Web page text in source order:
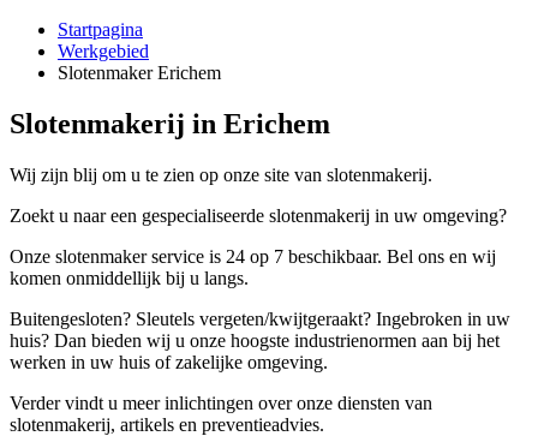
Startpagina
Werkgebied
Slotenmaker Erichem
Slotenmakerij in Erichem
Wij zijn blij om u te zien op onze site van slotenmakerij.
Zoekt u naar een gespecialiseerde slotenmakerij in uw omgeving?
Onze slotenmaker service is 24 op 7 beschikbaar. Bel ons en wij
komen onmiddellijk bij u langs.
Buitengesloten? Sleutels vergeten/kwijtgeraakt? Ingebroken in uw
huis? Dan bieden wij u onze hoogste industrienormen aan bij het
werken in uw huis of zakelijke omgeving.
Verder vindt u meer inlichtingen over onze diensten van
slotenmakerij, artikels en preventieadvies.